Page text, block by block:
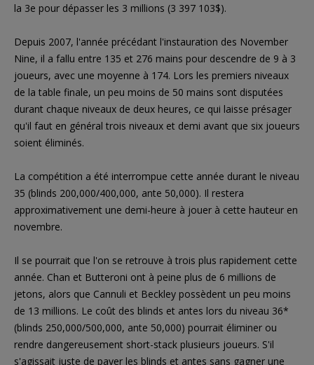
la 3e pour dépasser les 3 millions (3 397 103$).
Depuis 2007, l'année précédant l'instauration des November
Nine, il a fallu entre 135 et 276 mains pour descendre de 9 à 3
joueurs, avec une moyenne à 174. Lors les premiers niveaux
de la table finale, un peu moins de 50 mains sont disputées
durant chaque niveaux de deux heures, ce qui laisse présager
qu'il faut en général trois niveaux et demi avant que six joueurs
soient éliminés.
La compétition a été interrompue cette année durant le niveau
35 (blinds 200,000/400,000, ante 50,000). Il restera
approximativement une demi-heure à jouer à cette hauteur en
novembre.
Il se pourrait que l'on se retrouve à trois plus rapidement cette
année. Chan et Butteroni ont à peine plus de 6 millions de
jetons, alors que Cannuli et Beckley possèdent un peu moins
de 13 millions. Le coût des blinds et antes lors du niveau 36*
(blinds 250,000/500,000, ante 50,000) pourrait éliminer ou
rendre dangereusement short-stack plusieurs joueurs. S'il
s'agissait juste de payer les blinds et antes sans gagner une